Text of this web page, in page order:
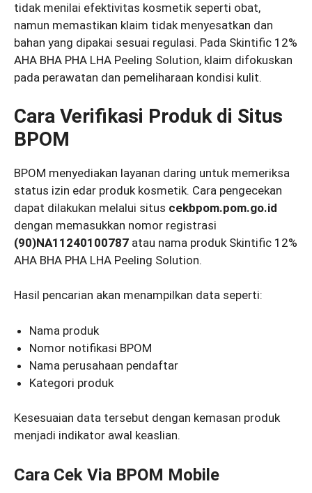
tidak menilai efektivitas kosmetik seperti obat,
namun memastikan klaim tidak menyesatkan dan
bahan yang dipakai sesuai regulasi. Pada Skintific 12%
AHA BHA PHA LHA Peeling Solution, klaim difokuskan
pada perawatan dan pemeliharaan kondisi kulit.
Cara Verifikasi Produk di Situs
BPOM
BPOM menyediakan layanan daring untuk memeriksa
status izin edar produk kosmetik. Cara pengecekan
dapat dilakukan melalui situs cekbpom.pom.go.id
dengan memasukkan nomor registrasi
(90)NA11240100787 atau nama produk Skintific 12%
AHA BHA PHA LHA Peeling Solution.
Hasil pencarian akan menampilkan data seperti:
Nama produk
Nomor notifikasi BPOM
Nama perusahaan pendaftar
Kategori produk
Kesesuaian data tersebut dengan kemasan produk
menjadi indikator awal keaslian.
Cara Cek Via BPOM Mobile